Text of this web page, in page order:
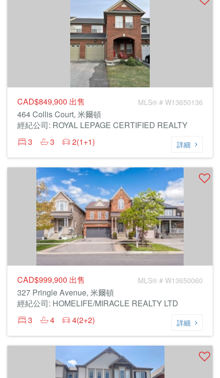
CAD$849,900 出售 MLS® # W13650136
464 Collis Court, 米爾頓
經紀公司: ROYAL LEPAGE CERTIFIED REALTY
3
3 2(1+1) 詳細
CAD$999,900 出售 MLS® # W13650060
327 Pringle Avenue, 米爾頓
經紀公司: HOMELIFE/MIRACLE REALTY LTD
3
4 4(2+2) 詳細